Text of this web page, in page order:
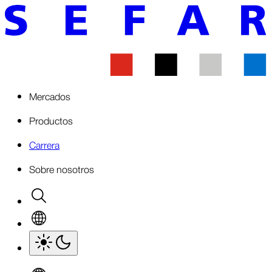
Mercados
Productos
Carrera
Sobre nosotros